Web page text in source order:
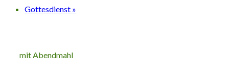
Gottesdienst »
mit Abendmahl